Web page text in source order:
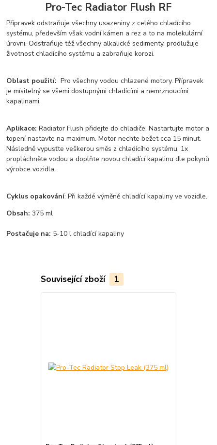
Pro-Tec Radiator Flush RF
Přípravek odstraňuje všechny usazeniny z celého chladícího
systému, především však vodní kámen a rez a to na molekulární
úrovni. Odstraňuje též všechny alkalické sedimenty, prodlužuje
životnost chladícího systému a zabraňuje korozi.
Oblast použití: Pro všechny vodou chlazené motory. Přípravek
je mísitelný se všemi dostupnými chladícími a nemrznoucími
kapalinami.
Aplikace:Radiator Flush přidejte do chladiče. Nastartujte motor a
topení nastavte na maximum. Motor nechte bežet cca 15 minut.
Následně vypusťte veškerou směs z chladícího systému, 1x
propláchněte vodou a doplňte novou chladící kapalinu dle pokynů
výrobce vozidla.
Cyklus opakování: Při každé výměně chladící kapaliny ve vozidle.
Obsah:375 ml
Postačuje na: 5-10 l chladící kapaliny
Související zboží 1